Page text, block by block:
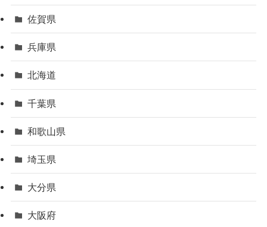
佐賀県
兵庫県
北海道
千葉県
和歌山県
埼玉県
大分県
大阪府